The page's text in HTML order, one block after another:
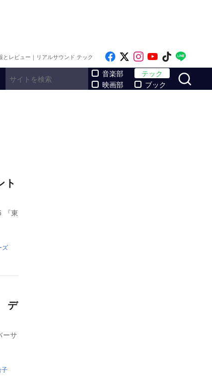
レビュー｜リアルサウンド テック Like on Facebook
Follow on x
Follow on
Follow on
Follow
音楽部
映画部
テック
ブック
ト
『東
ズ
デ
サ
子